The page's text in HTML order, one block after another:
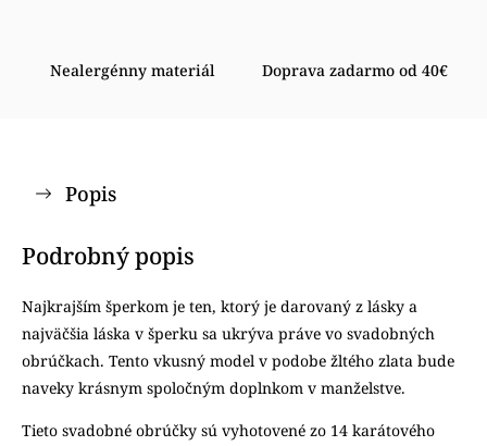
Nealergénny materiál Doprava zadarmo od 40€
Popis
Podrobný popis
Najkrajším šperkom je ten, ktorý je darovaný z lásky a
najväčšia láska v šperku sa ukrýva práve vo svadobných
obrúčkach. Tento vkusný model v podobe žltého zlata bude
naveky krásnym spoločným doplnkom v manželstve.
Tieto svadobné obrúčky sú vyhotovené zo 14 karátového